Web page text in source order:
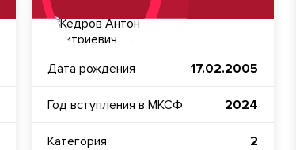
Дата рождения 17.02.2005
Год вступления в МКСФ 2024
Категория 2